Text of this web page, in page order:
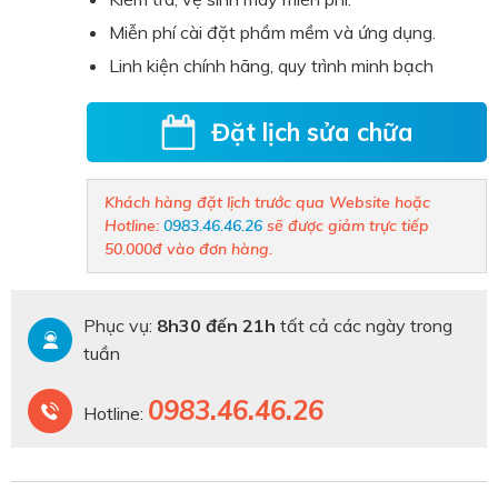
Miễn phí cài đặt phầm mềm và ứng dụng.
Linh kiện chính hãng, quy trình minh bạch
Đặt lịch sửa chữa
Khách hàng đặt lịch trước qua Website hoặc
Hotline: 0983.46.46.26 sẽ được giảm trực tiếp
50.000đ vào đơn hàng.
Phục vụ: 8h30 đến 21h tất cả các ngày trong
tuần
Hotline: 0983.46.46.26